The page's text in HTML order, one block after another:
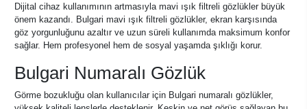
Dijital cihaz kullanımının artmasıyla mavi ışık filtreli gözlükler büyük
önem kazandı. Bulgari mavi ışık filtreli gözlükler, ekran karşısında
göz yorgunluğunu azaltır ve uzun süreli kullanımda maksimum konfor
sağlar. Hem profesyonel hem de sosyal yaşamda şıklığı korur.
Bulgari Numaralı Gözlük
Görme bozukluğu olan kullanıcılar için Bulgari numaralı gözlükler,